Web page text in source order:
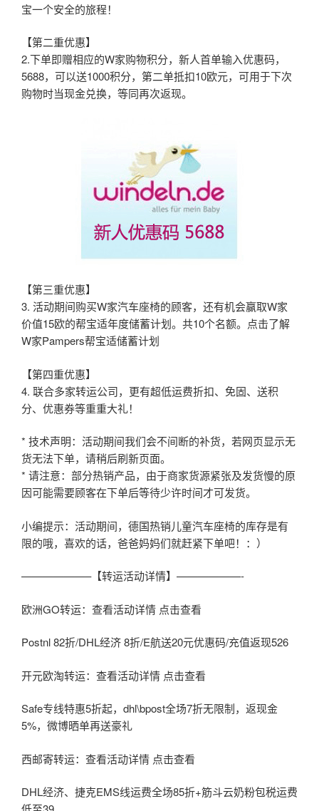
宝一个安全的旅程！
【第二重优惠】
2.下单即赠相应的W家购物积分，新人首单输入优惠码，
5688，可以送1000积分，第二单抵扣10欧元，可用于下次
购物时当现金兑换，等同再次返现。
【第三重优惠】
3. 活动期间购买W家汽车座椅的顾客，还有机会赢取W家
价值15欧的帮宝适年度储蓄计划。共10个名额。点击了解
W家Pampers帮宝适储蓄计划
【第四重优惠】
4. 联合多家转运公司，更有超低运费折扣、免固、送积
分、优惠券等重重大礼！
* 技术声明：活动期间我们会不间断的补货，若网页显示无
货无法下单，请稍后刷新页面。
* 请注意：部分热销产品，由于商家货源紧张及发货慢的原
因可能需要顾客在下单后等待少许时间才可发货。
小编提示：活动期间，德国热销儿童汽车座椅的库存是有
限的哦，喜欢的话，爸爸妈妈们就赶紧下单吧！：）
——————–【转运活动详情】——————-
欧洲GO转运：查看活动详情 点击查看
Postnl 82折/DHL经济 8折/E航送20元优惠码/充值返现526
开元欧淘转运：查看活动详情 点击查看
Safe专线特惠5折起，dhl\bpost全场7折无限制，返现金
5%，微博晒单再送豪礼
西邮寄转运：查看活动详情 点击查看
DHL经济、捷克EMS线运费全场85折+筋斗云奶粉包税运费